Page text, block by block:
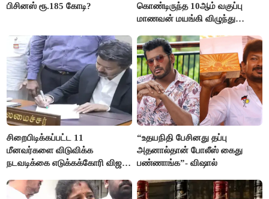
பிசினஸ் ரூ.185 கோடி?
கொண்டிருந்த 10ஆம் வகுப்பு
மாணவன் மயங்கி விழுந்து
சிறைபிடிக்கப்பட்ட 11
மீனவர்களை விடுவிக்க
நடவடிக்கை எடுக்கக்கோரி விஜய்
“உதயநிதி பேசினது தப்பு
அதனால்தான் போலீஸ் கைது
பண்ணாங்க”- விஷால்